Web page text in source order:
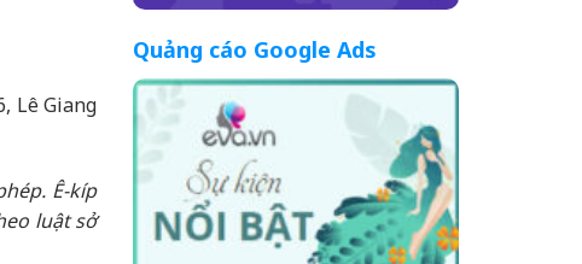
Lê Giang
Ê-kíp
luật sở
Quảng cáo Google Ads